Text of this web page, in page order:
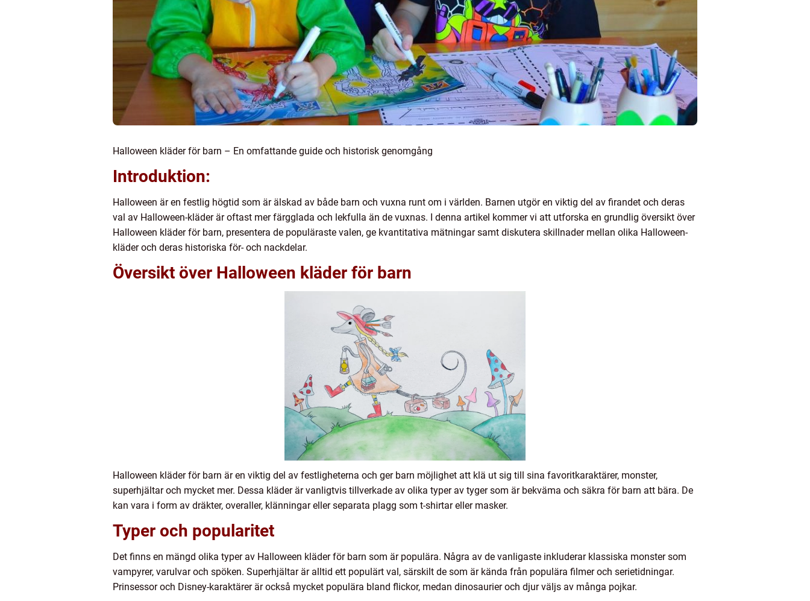
Halloween kläder för barn – En omfattande guide och historisk genomgång
Introduktion:
Halloween är en festlig högtid som är älskad av både barn och vuxna runt om i världen. Barnen utgör en viktig del av firandet och deras
val av Halloween-kläder är oftast mer färgglada och lekfulla än de vuxnas. I denna artikel kommer vi att utforska en grundlig översikt över
Halloween kläder för barn, presentera de populäraste valen, ge kvantitativa mätningar samt diskutera skillnader mellan olika Halloween-
kläder och deras historiska för- och nackdelar.
Översikt över Halloween kläder för barn
Halloween kläder för barn är en viktig del av festligheterna och ger barn möjlighet att klä ut sig till sina favoritkaraktärer, monster,
superhjältar och mycket mer. Dessa kläder är vanligtvis tillverkade av olika typer av tyger som är bekväma och säkra för barn att bära. De
kan vara i form av dräkter, overaller, klänningar eller separata plagg som t-shirtar eller masker.
Typer och popularitet
Det finns en mängd olika typer av Halloween kläder för barn som är populära. Några av de vanligaste inkluderar klassiska monster som
vampyrer, varulvar och spöken. Superhjältar är alltid ett populärt val, särskilt de som är kända från populära filmer och serietidningar.
Prinsessor och Disney-karaktärer är också mycket populära bland flickor, medan dinosaurier och djur väljs av många pojkar.